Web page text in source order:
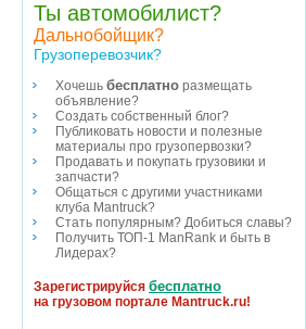
Ты автомобилист?
Дальнобойщик?
Грузоперевозчик?
Хочешь бесплатно размещать
объявление?
Создать собственный блог?
Публиковать новости и полезные
материалы про грузопервозки?
Продавать и покупать грузовики и
запчасти?
Общаться с другими участниками
клуба Mantruck?
Стать популярным? Добиться славы?
Получить ТОП-1 ManRank и быть в
Лидерах?
Зарегистрируйся бесплатно
на грузовом портале Mantruck.ru!